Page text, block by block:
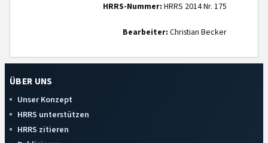
HRRS-Nummer: HRRS 2014 Nr. 175
Bearbeiter: Christian Becker
ÜBER UNS
Unser Konzept
HRRS unterstützen
HRRS zitieren